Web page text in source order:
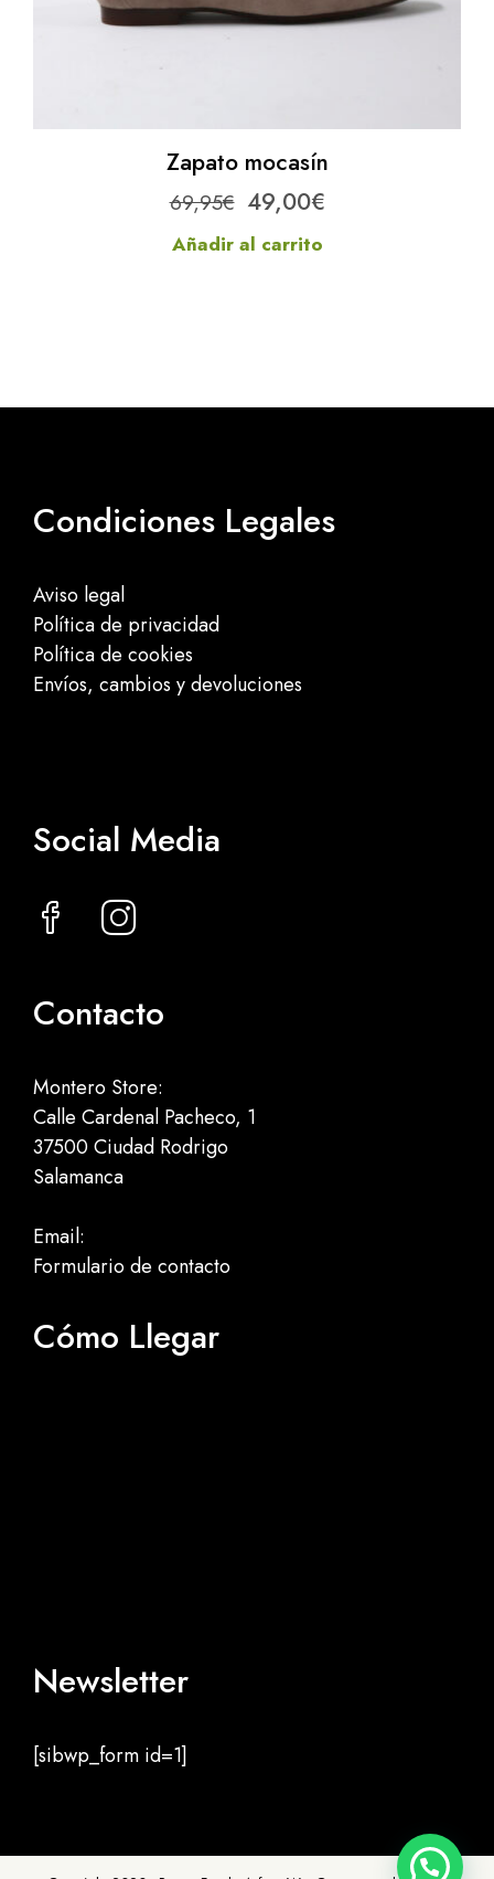
Zapato mocasín
69,95€ El
precio
49,00€El
Añadir al carrito
Condiciones Legales
Aviso legal
Política de privacidad
Política de cookies
Envíos, cambios y devoluciones
Social Media
Contacto
Montero Store:
Calle Cardenal Pacheco, 1
37500 Ciudad Rodrigo
Salamanca
Email:
Formulario de contacto
Cómo Llegar
Newsletter
[sibwp_form id=1]